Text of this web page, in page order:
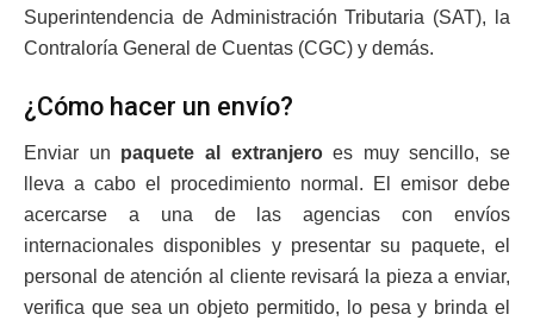
Superintendencia de Administración Tributaria (SAT), la
Contraloría General de Cuentas (CGC) y demás.
¿Cómo hacer un envío?
Enviar un paquete al extranjeroes muy sencillo, se
lleva a cabo el procedimiento normal. El emisor debe
acercarse a una de las agencias con envíos
internacionales disponibles y presentar su paquete, el
personal de atención al cliente revisará la pieza a enviar,
verifica que sea un objeto permitido, lo pesa y brinda el